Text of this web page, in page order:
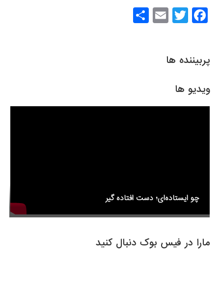
پربیننده ها
ویدیو ها
چو ایستاده‌ای؛ دست افتاده گیر
مارا در فیس بوک دنبال کنید
F
a
e
o
o
T
wi
er
E
m